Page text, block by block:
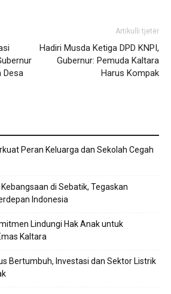
Desa
Artikulli tjetër
Hadiri Musda Ketiga DPD KNPI,
Gubernur: Pemuda Kaltara
Harus Kompak
Peran Keluarga dan Sekolah Cegah
di Sebatik, Tegaskan
Indonesia
Lindungi Hak Anak untuk
Kaltara
Bertumbuh, Investasi dan Sektor Listrik